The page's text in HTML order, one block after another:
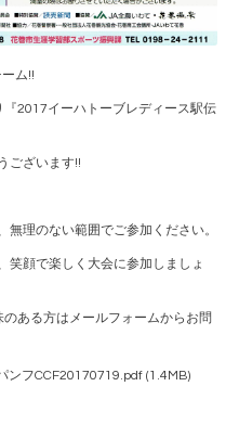
ム!!
2017イーハトーブレディース駅伝
ございます!!
理のない範囲でご参加ください。
笑顔で楽しく大会に参加しましょ
ある方はメールフォームからお問
ンフCCF20170719.pdf (1.4MB)